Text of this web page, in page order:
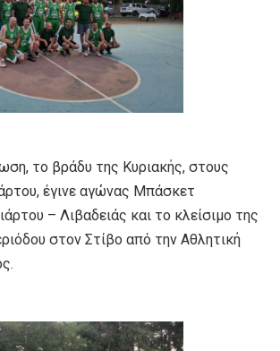
το βράδυ της Κυριακής, στους
έγινε αγώνας Μπάσκετ
– Λιβαδειάς και το κλείσιμο της
στον Στίβο από την Αθλητική